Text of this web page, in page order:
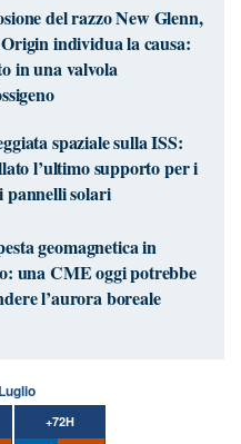
del razzo New Glenn,
individua la causa:
in una valvola
spaziale sulla ISS:
l’ultimo supporto per i
pannelli solari
geomagnetica in
una CME oggi potrebbe
l’aurora boreale
+72H